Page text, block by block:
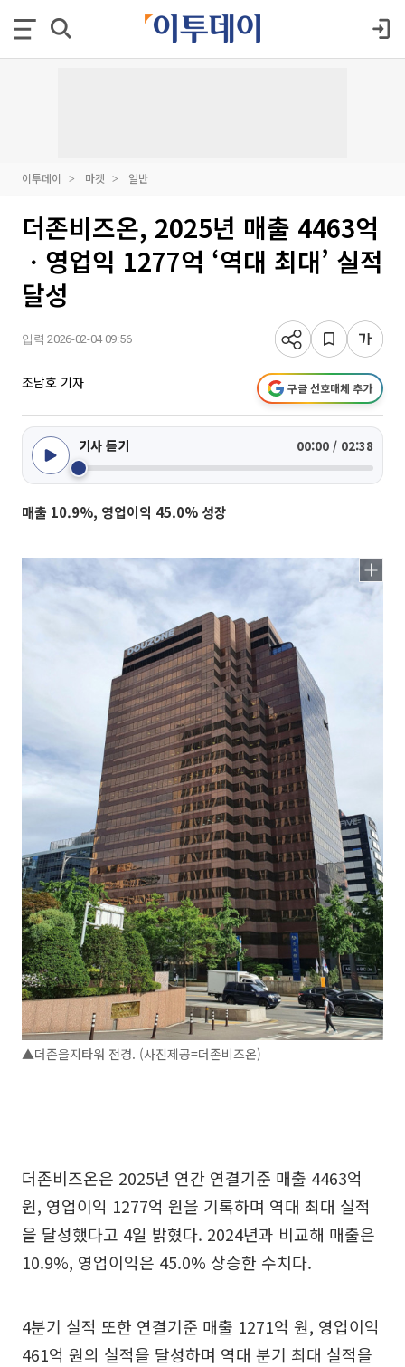
이투데이 마켓 일반
더존비즈온, 2025년 매출 4463억
ㆍ영업익 1277억 ‘역대 최대’ 실적
달성
입력 2026-02-04 09:56
조남호 기자 구글 선호매체 추가
기사 듣기 00:00 / 02:38
매출 10.9%, 영업이익 45.0% 성장
▲더존을지타워 전경. (사진제공=더존비즈온)
더존비즈온은 2025년 연간 연결기준 매출 4463억
원, 영업이익 1277억 원을 기록하며 역대 최대 실적
을 달성했다고 4일 밝혔다. 2024년과 비교해 매출은
10.9%, 영업이익은 45.0% 상승한 수치다.
4분기 실적 또한 연결기준 매출 1271억 원, 영업이익
461억 원의 실적을 달성하며 역대 분기 최대 실적을